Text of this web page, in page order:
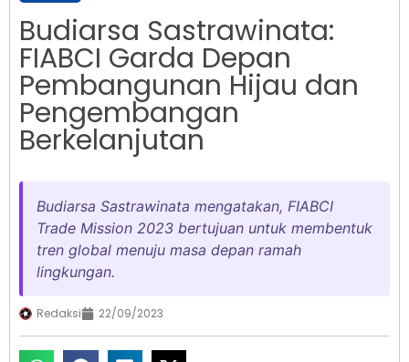
Budiarsa Sastrawinata:
FIABCI Garda Depan
Pembangunan Hijau dan
Pengembangan
Berkelanjutan
Budiarsa Sastrawinata mengatakan, FIABCI
Trade Mission 2023 bertujuan untuk membentuk
tren global menuju masa depan ramah
lingkungan.
Redaksi 22/09/2023